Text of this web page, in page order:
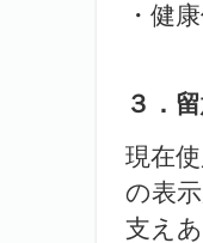
・健
３．
現在
の表
支え